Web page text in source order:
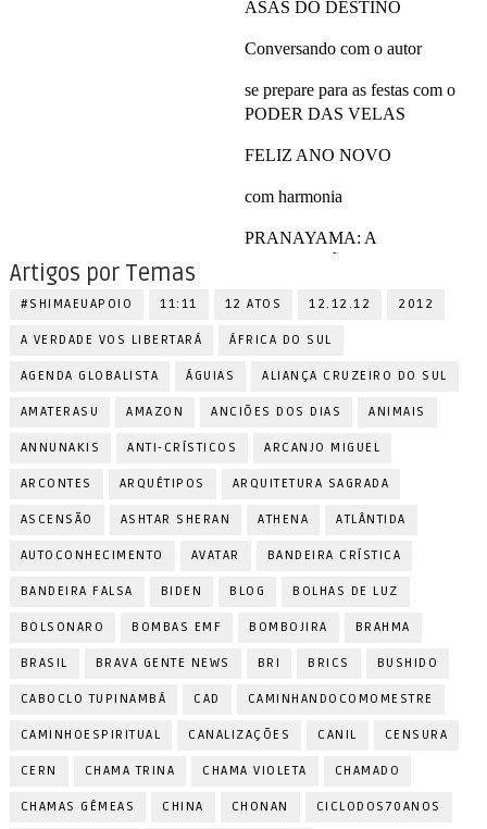
Artigos por Temas
#SHIMAEUAPOIO 11:11 12 ATOS 12.12.12 2012
A VERDADE VOS LIBERTARÁ ÁFRICA DO SUL
AGENDA GLOBALISTA ÁGUIAS ALIANÇA CRUZEIRO DO SUL
AMATERASU AMAZON ANCIÕES DOS DIAS ANIMAIS
ANNUNAKIS ANTI-CRÍSTICOS ARCANJO MIGUEL
ARCONTES ARQUÉTIPOS ARQUITETURA SAGRADA
ASCENSÃO ASHTAR SHERAN ATHENA ATLÂNTIDA
AUTOCONHECIMENTO AVATAR BANDEIRA CRÍSTICA
BANDEIRA FALSA BIDEN BLOG BOLHAS DE LUZ
BOLSONARO BOMBAS EMF BOMBOJIRA BRAHMA
BRASIL BRAVA GENTE NEWS BRI BRICS BUSHIDO
CABOCLO TUPINAMBÁ CAD CAMINHANDOCOMOMESTRE
CAMINHOESPIRITUAL CANALIZAÇÕES CANIL CENSURA
CERN CHAMA TRINA CHAMA VIOLETA CHAMADO
CHAMAS GÊMEAS CHINA CHONAN CICLODOS70ANOS